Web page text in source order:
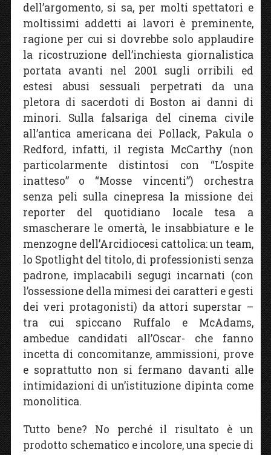
dell’argomento, si sa, per molti spettatori e
moltissimi addetti ai lavori è preminente,
ragione per cui si dovrebbe solo applaudire
la ricostruzione dell’inchiesta giornalistica
portata avanti nel 2001 sugli orribili ed
estesi abusi sessuali perpetrati da una
pletora di sacerdoti di Boston ai danni di
minori. Sulla falsariga del cinema civile
all’antica americana dei Pollack, Pakula o
Redford, infatti, il regista McCarthy (non
particolarmente distintosi con “L’ospite
inatteso” o “Mosse vincenti”) orchestra
senza peli sulla cinepresa la missione dei
reporter del quotidiano locale tesa a
smascherare le omertà, le insabbiature e le
menzogne dell’Arcidiocesi cattolica: un team,
lo Spotlight del titolo, di professionisti senza
padrone, implacabili segugi incarnati (con
l’ossessione della mimesi dei caratteri e gesti
dei veri protagonisti) da attori superstar –
tra cui spiccano Ruffalo e McAdams,
ambedue candidati all’Oscar- che fanno
incetta di concomitanze, ammissioni, prove
e soprattutto non si fermano davanti alle
intimidazioni di un’istituzione dipinta come
monolitica.
Tutto bene? No perché il risultato è un
prodotto schematico e incolore, una specie di